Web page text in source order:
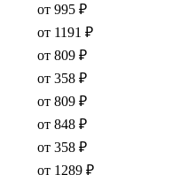
от 995 ₽
от 1191 ₽
от 809 ₽
от 358 ₽
от 809 ₽
от 848 ₽
от 358 ₽
от 1289 ₽